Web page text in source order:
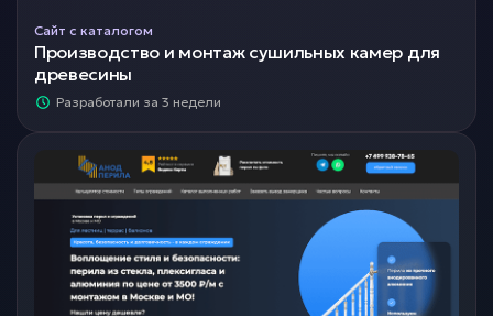
Сайт с каталогом
Производство и монтаж сушильных камер для
древесины
Разработали за 3 недели